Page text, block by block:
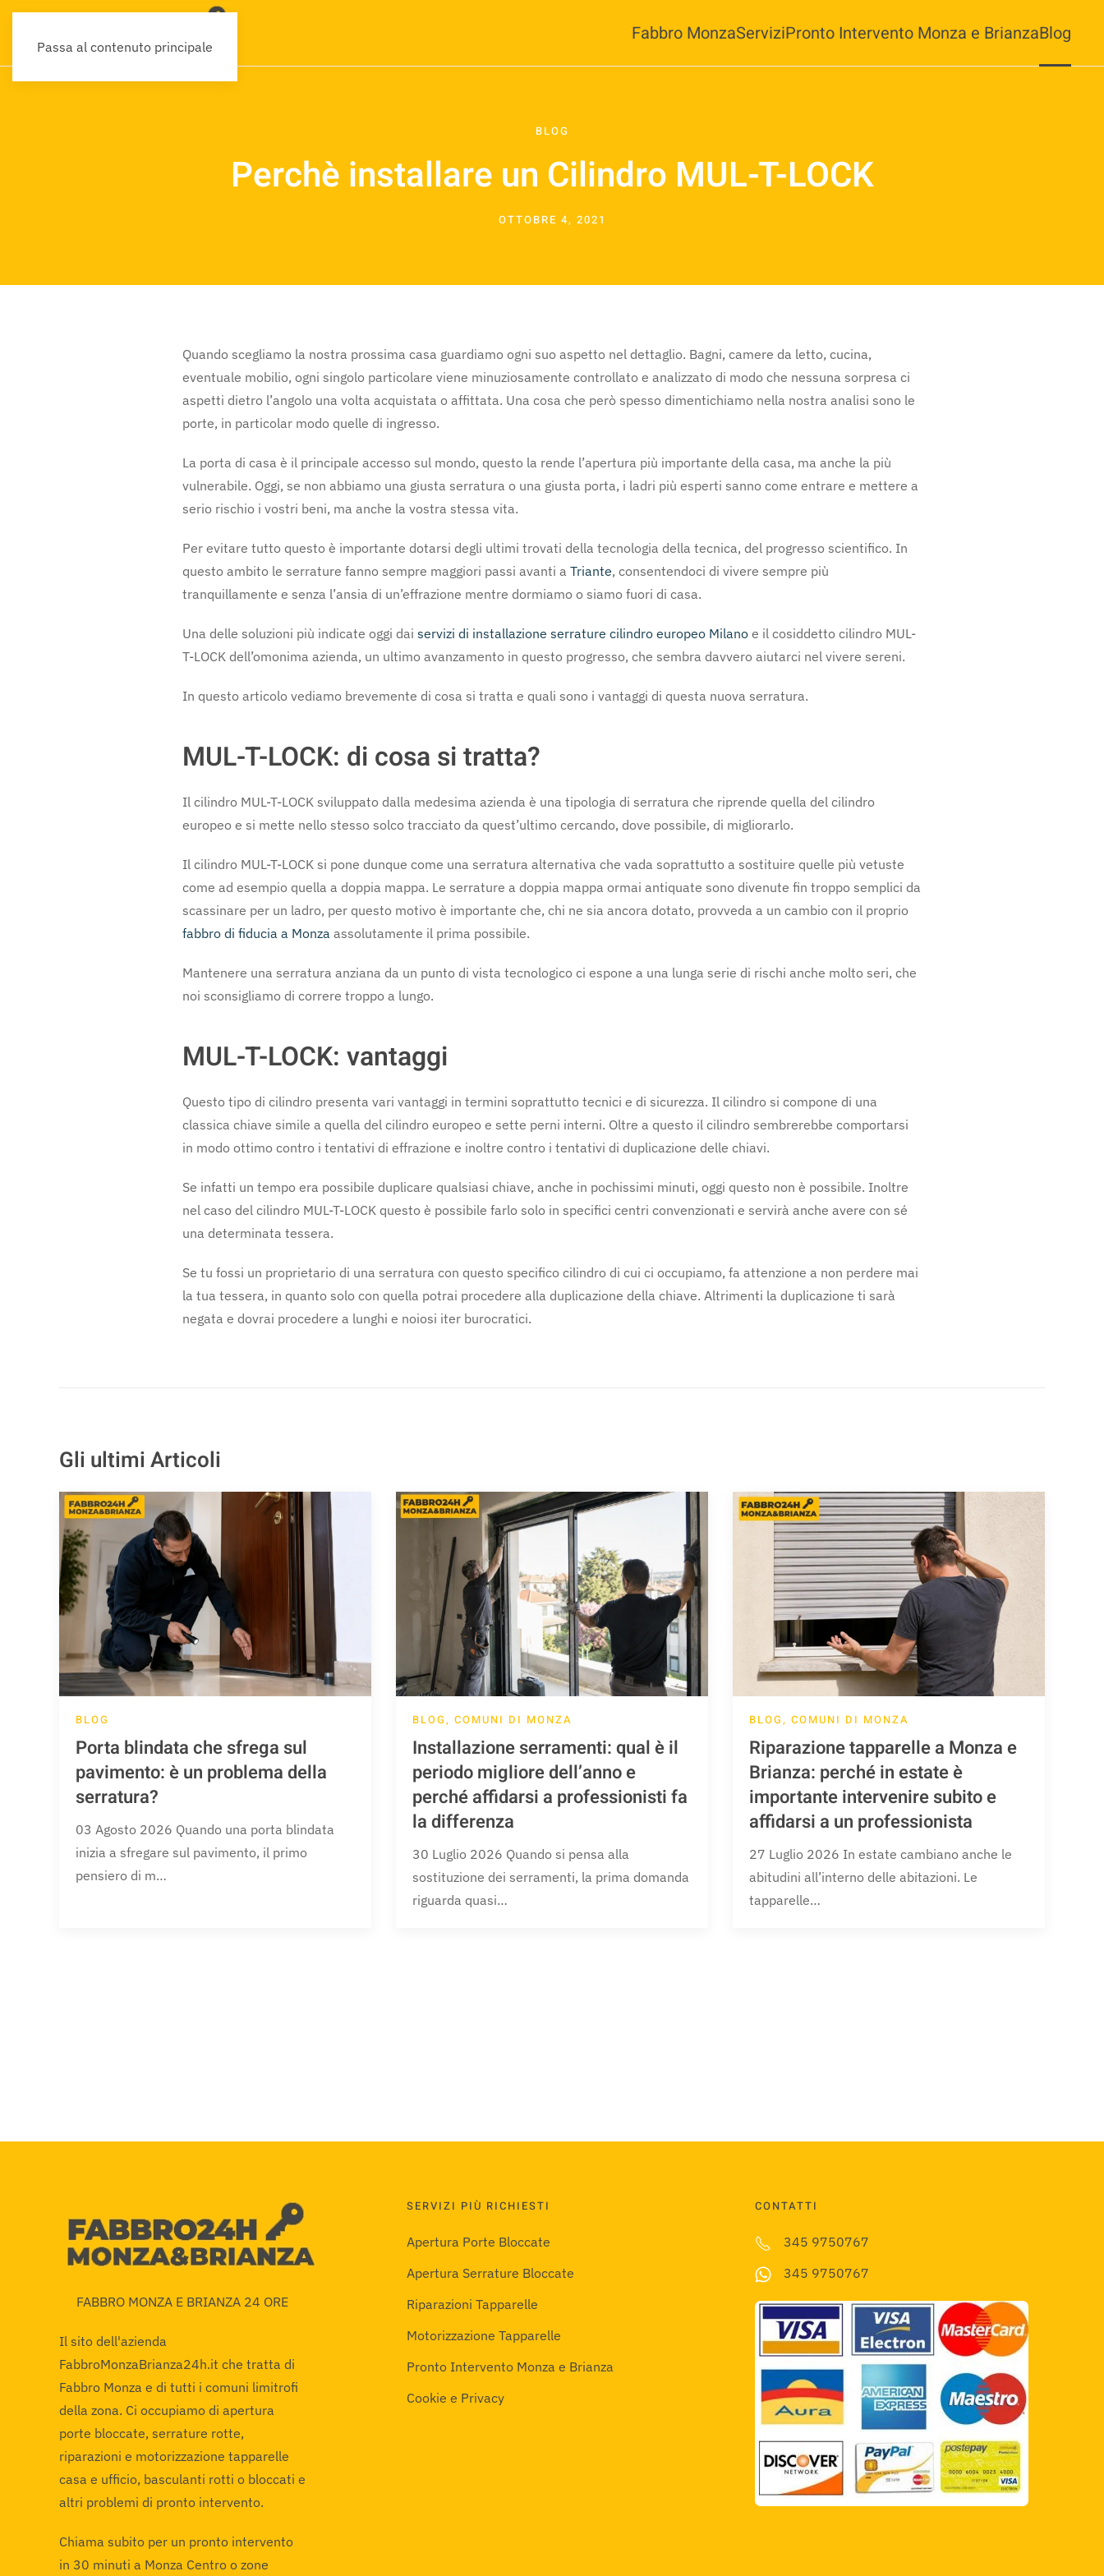
Passa al contenuto principale
Fabbro MonzaServiziPronto Intervento Monza e BrianzaBlog
BLOG
Perchè installare un Cilindro MUL-T-LOCK
OTTOBRE 4, 2021
Quando scegliamo la nostra prossima casa guardiamo ogni suo aspetto nel dettaglio. Bagni, camere da letto, cucina,
eventuale mobilio, ogni singolo particolare viene minuziosamente controllato e analizzato di modo che nessuna sorpresa ci
aspetti dietro l’angolo una volta acquistata o affittata. Una cosa che però spesso dimentichiamo nella nostra analisi sono le
porte, in particolar modo quelle di ingresso.
La porta di casa è il principale accesso sul mondo, questo la rende l’apertura più importante della casa, ma anche la più
vulnerabile. Oggi, se non abbiamo una giusta serratura o una giusta porta, i ladri più esperti sanno come entrare e mettere a
serio rischio i vostri beni, ma anche la vostra stessa vita.
Per evitare tutto questo è importante dotarsi degli ultimi trovati della tecnologia della tecnica, del progresso scientifico. In
questo ambito le serrature fanno sempre maggiori passi avanti a Triante, consentendoci di vivere sempre più
tranquillamente e senza l’ansia di un’effrazione mentre dormiamo o siamo fuori di casa.
Una delle soluzioni più indicate oggi dai servizi di installazione serrature cilindro europeo Milano e il cosiddetto cilindro MUL-
T-LOCK dell’omonima azienda, un ultimo avanzamento in questo progresso, che sembra davvero aiutarci nel vivere sereni.
In questo articolo vediamo brevemente di cosa si tratta e quali sono i vantaggi di questa nuova serratura.
MUL-T-LOCK: di cosa si tratta?
Il cilindro MUL-T-LOCK sviluppato dalla medesima azienda è una tipologia di serratura che riprende quella del cilindro
europeo e si mette nello stesso solco tracciato da quest’ultimo cercando, dove possibile, di migliorarlo.
Il cilindro MUL-T-LOCK si pone dunque come una serratura alternativa che vada soprattutto a sostituire quelle più vetuste
come ad esempio quella a doppia mappa. Le serrature a doppia mappa ormai antiquate sono divenute fin troppo semplici da
scassinare per un ladro, per questo motivo è importante che, chi ne sia ancora dotato, provveda a un cambio con il proprio
fabbro di fiducia a Monza assolutamente il prima possibile.
Mantenere una serratura anziana da un punto di vista tecnologico ci espone a una lunga serie di rischi anche molto seri, che
noi sconsigliamo di correre troppo a lungo.
MUL-T-LOCK: vantaggi
Questo tipo di cilindro presenta vari vantaggi in termini soprattutto tecnici e di sicurezza. Il cilindro si compone di una
classica chiave simile a quella del cilindro europeo e sette perni interni. Oltre a questo il cilindro sembrerebbe comportarsi
in modo ottimo contro i tentativi di effrazione e inoltre contro i tentativi di duplicazione delle chiavi.
Se infatti un tempo era possibile duplicare qualsiasi chiave, anche in pochissimi minuti, oggi questo non è possibile. Inoltre
nel caso del cilindro MUL-T-LOCK questo è possibile farlo solo in specifici centri convenzionati e servirà anche avere con sé
una determinata tessera.
Se tu fossi un proprietario di una serratura con questo specifico cilindro di cui ci occupiamo, fa attenzione a non perdere mai
la tua tessera, in quanto solo con quella potrai procedere alla duplicazione della chiave. Altrimenti la duplicazione ti sarà
negata e dovrai procedere a lunghi e noiosi iter burocratici.
Gli ultimi Articoli
BLOG
Porta blindata che sfrega sul
pavimento: è un problema della
serratura?
03 Agosto 2026 Quando una porta blindata
inizia a sfregare sul pavimento, il primo
pensiero di m…
BLOG, COMUNI DI MONZA
Installazione serramenti: qual è il
periodo migliore dell’anno e
perché affidarsi a professionisti fa
la differenza
30 Luglio 2026 Quando si pensa alla
sostituzione dei serramenti, la prima domanda
riguarda quasi…
BLOG, COMUNI DI MONZA
Riparazione tapparelle a Monza e
Brianza: perché in estate è
importante intervenire subito e
affidarsi a un professionista
27 Luglio 2026 In estate cambiano anche le
abitudini all’interno delle abitazioni. Le
tapparelle…
FABBRO MONZA E BRIANZA 24 ORE
Il sito dell'azienda
FabbroMonzaBrianza24h.it che tratta di
Fabbro Monza e di tutti i comuni limitrofi
della zona. Ci occupiamo di apertura
porte bloccate, serrature rotte,
riparazioni e motorizzazione tapparelle
casa e ufficio, basculanti rotti o bloccati e
altri problemi di pronto intervento.
Chiama subito per un pronto intervento
in 30 minuti a Monza Centro o zone
SERVIZI PIÙ RICHIESTI
Apertura Porte Bloccate
Apertura Serrature Bloccate
Riparazioni Tapparelle
Motorizzazione Tapparelle
Pronto Intervento Monza e Brianza
Cookie e Privacy
CONTATTI
345 9750767
345 9750767